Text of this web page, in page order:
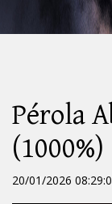
Pérola
(1000%)
20/01/2026